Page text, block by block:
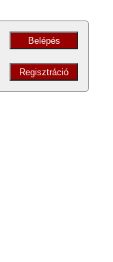
Belépés
Regisztráció